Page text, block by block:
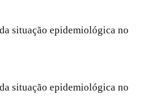
situação epidemiológica no
situação epidemiológica no